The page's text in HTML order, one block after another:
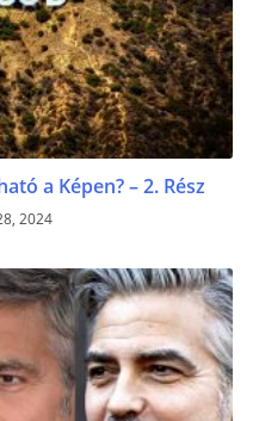
a Képen? – 2. Rész
2024